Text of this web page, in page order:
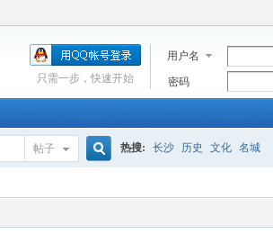
用户名
密码
只需一步，快速开始
帖子 热搜: 长沙 历史 文化 名城